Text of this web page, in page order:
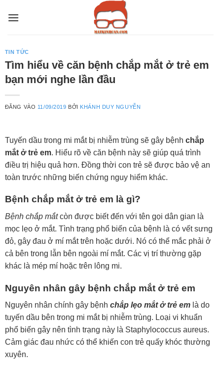
qua
TIN TỨC
Tìm hiểu về căn bệnh chắp mắt ở trẻ em
bạn mới nghe lần đầu
ĐĂNG VÀO 11/09/2019 BỞI KHÁNH DUY NGUYỄN
Tuyến dầu trong mi mắt bị nhiễm trùng sẽ gây bệnh chắp
mắt ở trẻ em. Hiểu rõ về căn bệnh này sẽ giúp quá trình
điều trị hiệu quả hơn. Đồng thời con trẻ sẽ được bảo vệ an
toàn trước những biến chứng nguy hiểm khác.
Bệnh chắp mắt ở trẻ em là gì?
Bệnh chắp mắt còn được biết đến với tên gọi dân gian là
mọc lẹo ở mắt. Tình trạng phổ biến của bệnh là có vết sưng
đỏ, gây đau ở mí mắt trên hoặc dưới. Nó có thể mắc phải ở
cả bên trong lẫn bên ngoài mí mắt. Các vị trí thường gặp
khác là mép mí hoặc trên lông mi.
Nguyên nhân gây bệnh chắp mắt ở trẻ em
Nguyên nhân chính gây bệnh chắp lẹo mắt ở trẻ emlà do
tuyến dầu bên trong mi mắt bị nhiễm trùng. Loại vi khuẩn
phổ biến gây nên tình trạng này là Staphylococcus aureus.
Cảm giác đau nhức có thể khiến con trẻ quấy khóc thường
xuyên.